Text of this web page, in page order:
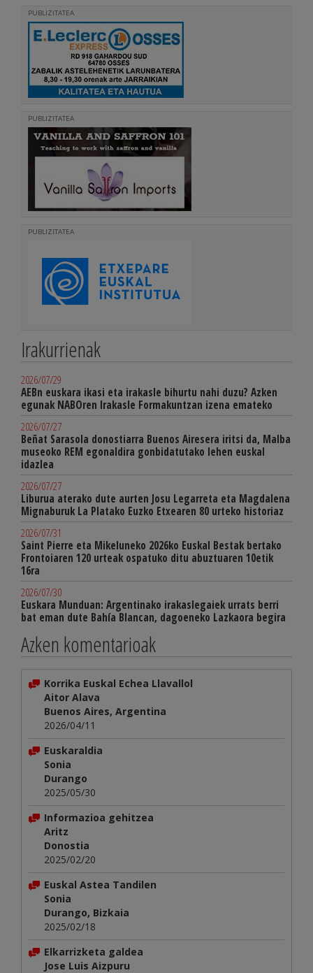
PUBLIZITATEA
PUBLIZITATEA
PUBLIZITATEA
Irakurrienak
2026/07/29
AEBn euskara ikasi eta irakasle bihurtu nahi duzu? Azken
egunak NABOren Irakasle Formakuntzan izena emateko
2026/07/27
Beñat Sarasola donostiarra Buenos Airesera iritsi da, Malba
museoko REM egonaldira gonbidatutako lehen euskal
idazlea
2026/07/27
Liburua aterako dute aurten Josu Legarreta eta Magdalena
Mignaburuk La Platako Euzko Etxearen 80 urteko historiaz
2026/07/31
Saint Pierre eta Mikeluneko 2026ko Euskal Bestak bertako
Frontoiaren 120 urteak ospatuko ditu abuztuaren 10etik
16ra
2026/07/30
Euskara Munduan: Argentinako irakaslegaiek urrats berri
bat eman dute Bahía Blancan, dagoeneko Lazkaora begira
Azken komentarioak
Korrika Euskal Echea Llavallol
Aitor Alava
Buenos Aires, Argentina
2026/04/11
Euskaraldia
Sonia
Durango
2025/05/30
Informazioa gehitzea
Aritz
Donostia
2025/02/20
Euskal Astea Tandilen
Sonia
Durango, Bizkaia
2025/02/18
Elkarrizketa galdea
Jose Luis Aizpuru